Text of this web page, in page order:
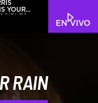
EN VIVO
YOUR
RAIN